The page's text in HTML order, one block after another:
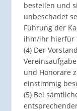
bestellen und
unbeschadet
Führung der
ihm/ihr hierfür
(4) Der
und Honorare
einstimmig
(5) Bei